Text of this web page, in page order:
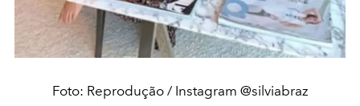
Foto: Reprodução / Instagram @silviabraz